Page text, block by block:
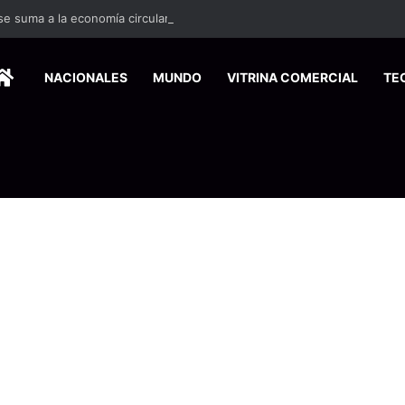
suma a la economía circular
HOMENACIONALES MUNDO VITRINA COMERCIAL